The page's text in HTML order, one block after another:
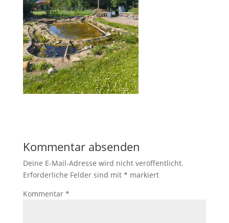
Kommentar absenden
Deine E-Mail-Adresse wird nicht veröffentlicht.
Erforderliche Felder sind mit * markiert
Kommentar *